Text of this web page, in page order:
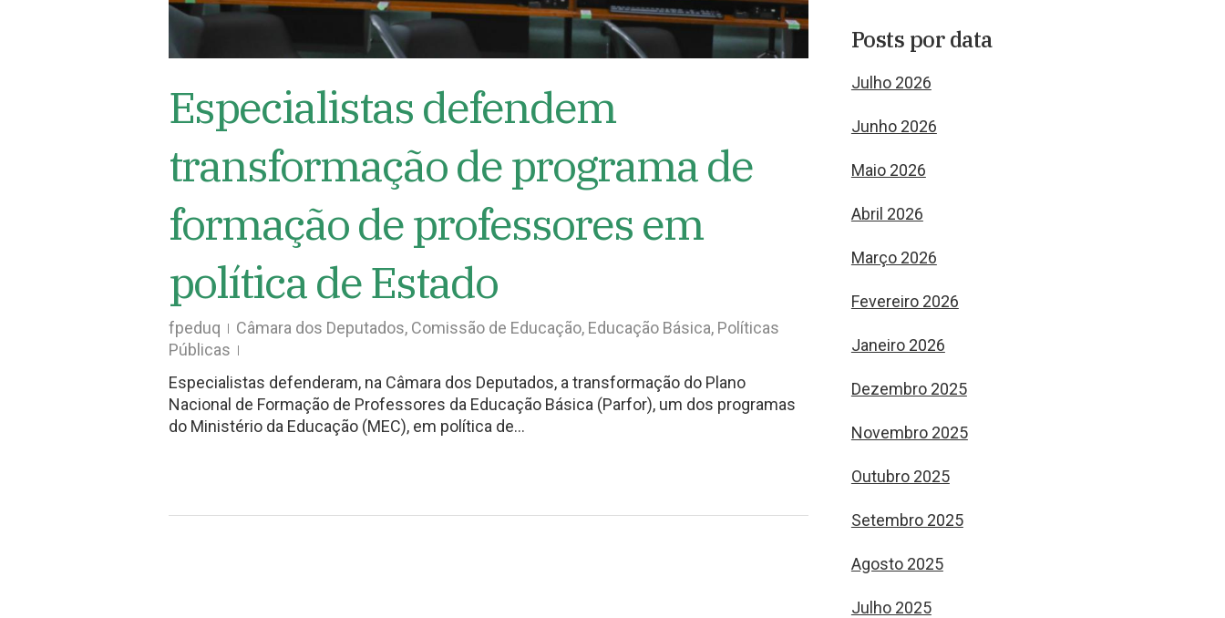
Especialistas defendem
transformação de programa de
formação de professores em
política de Estado
fpeduq Câmara dos Deputados, Comissão de Educação, Educação Básica, Políticas
Públicas
Especialistas defenderam, na Câmara dos Deputados, a transformação do Plano
Nacional de Formação de Professores da Educação Básica (Parfor), um dos programas
do Ministério da Educação (MEC), em política de…
Posts por data
Julho 2026
Junho 2026
Maio 2026
Abril 2026
Março 2026
Fevereiro 2026
Janeiro 2026
Dezembro 2025
Novembro 2025
Outubro 2025
Setembro 2025
Agosto 2025
Julho 2025